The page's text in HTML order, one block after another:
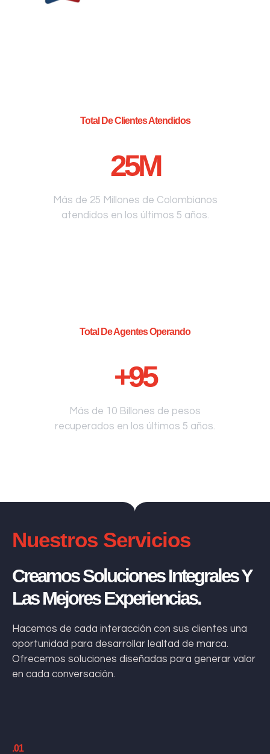
Total De Clientes Atendidos
25M
Más de 25 Millones de Colombianos
atendidos en los últimos 5 años.
Total De Agentes Operando
+95
Más de 10 Billones de pesos
recuperados en los últimos 5 años.
Nuestros Servicios
Creamos Soluciones Integrales Y
Las Mejores Experiencias.
Hacemos de cada interacción con sus clientes una
oportunidad para desarrollar lealtad de marca.
Ofrecemos soluciones diseñadas para generar valor
en cada conversación.
.01